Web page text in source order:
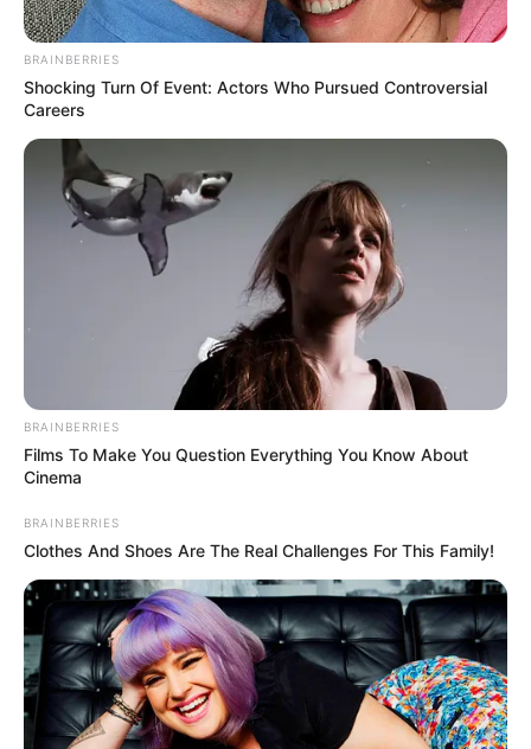
Μια γροθιά έγινε ένα χωριό στην Εύβοια για
να βρει συγχωριανό του.
Όλα έγιναν το πρωί της Δευτέρας όταν ένας
κάτοικος χωριού στην περιοχή του Δημού
Διρφύων – Μεσσαπίων χάθηκε.
Αμέσως σήμανε συναγερμός και όλοι άρχισαν
να αναζητούν τον ηλικιωμένο.
Όλο το χωριό έψαχνε τον άτυχο άντρα και
BRAINBERRIES
Shocking Turn Of Event: Actors Who Pursued Controversial
Careers
BRAINBERRIES
Films To Make You Question Everything You Know About
Cinema
BRAINBERRIES
Clothes And Shoes Are The Real Challenges For This Family!